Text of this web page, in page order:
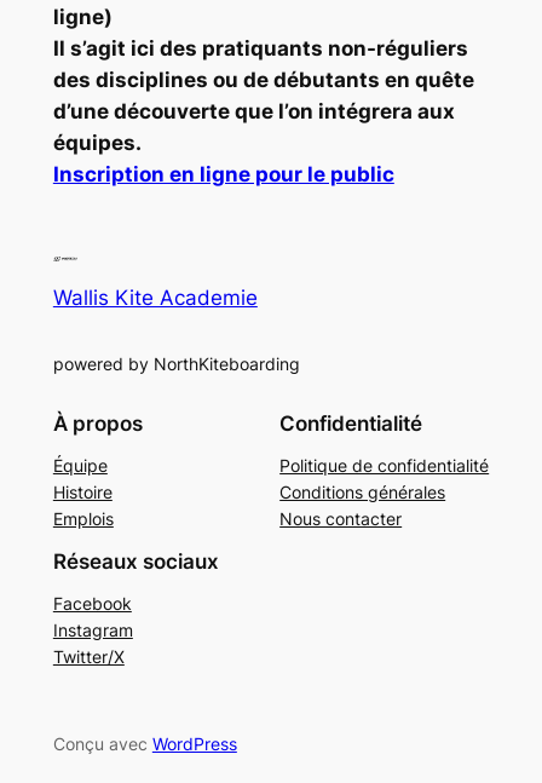
ligne)
Il s’agit ici des pratiquants non-réguliers
des disciplines ou de débutants en quête
d’une découverte que l’on intégrera aux
équipes.
Inscription en ligne pour le public
Wallis Kite Academie
powered by NorthKiteboarding
À propos
Équipe
Histoire
Emplois
Confidentialité
Politique de confidentialité
Conditions générales
Nous contacter
Réseaux sociaux
Facebook
Instagram
Twitter/X
Conçu avec WordPress